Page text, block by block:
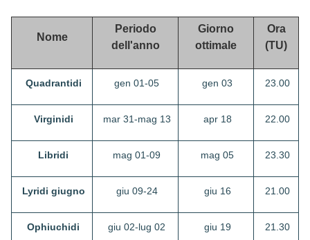
Nome
Periodo
dell'anno
Giorno
ottimale
Ora
(TU)
Quadrantidi gen 01-05 gen 03 23.00
Virginidi mar 31-mag 13 apr 18 22.00
Libridi mag 01-09 mag 05 23.30
Lyridi giugno giu 09-24 giu 16 21.00
Ophiuchidi giu 02-lug 02 giu 19 21.30